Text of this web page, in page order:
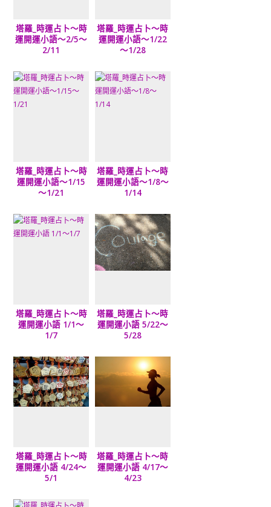
塔羅_時運占卜～時
運開運小語～2/5～
2/11
塔羅_時運占卜～時
運開運小語～1/22
～1/28
塔羅_時運占卜～時
運開運小語～1/15
～1/21
塔羅_時運占卜～時
運開運小語～1/8～
1/14
塔羅_時運占卜～時
運開運小語 1/1～
1/7
塔羅_時運占卜～時
運開運小語 5/22～
5/28
塔羅_時運占卜～時
運開運小語 4/24～
5/1
塔羅_時運占卜～時
運開運小語 4/17～
4/23